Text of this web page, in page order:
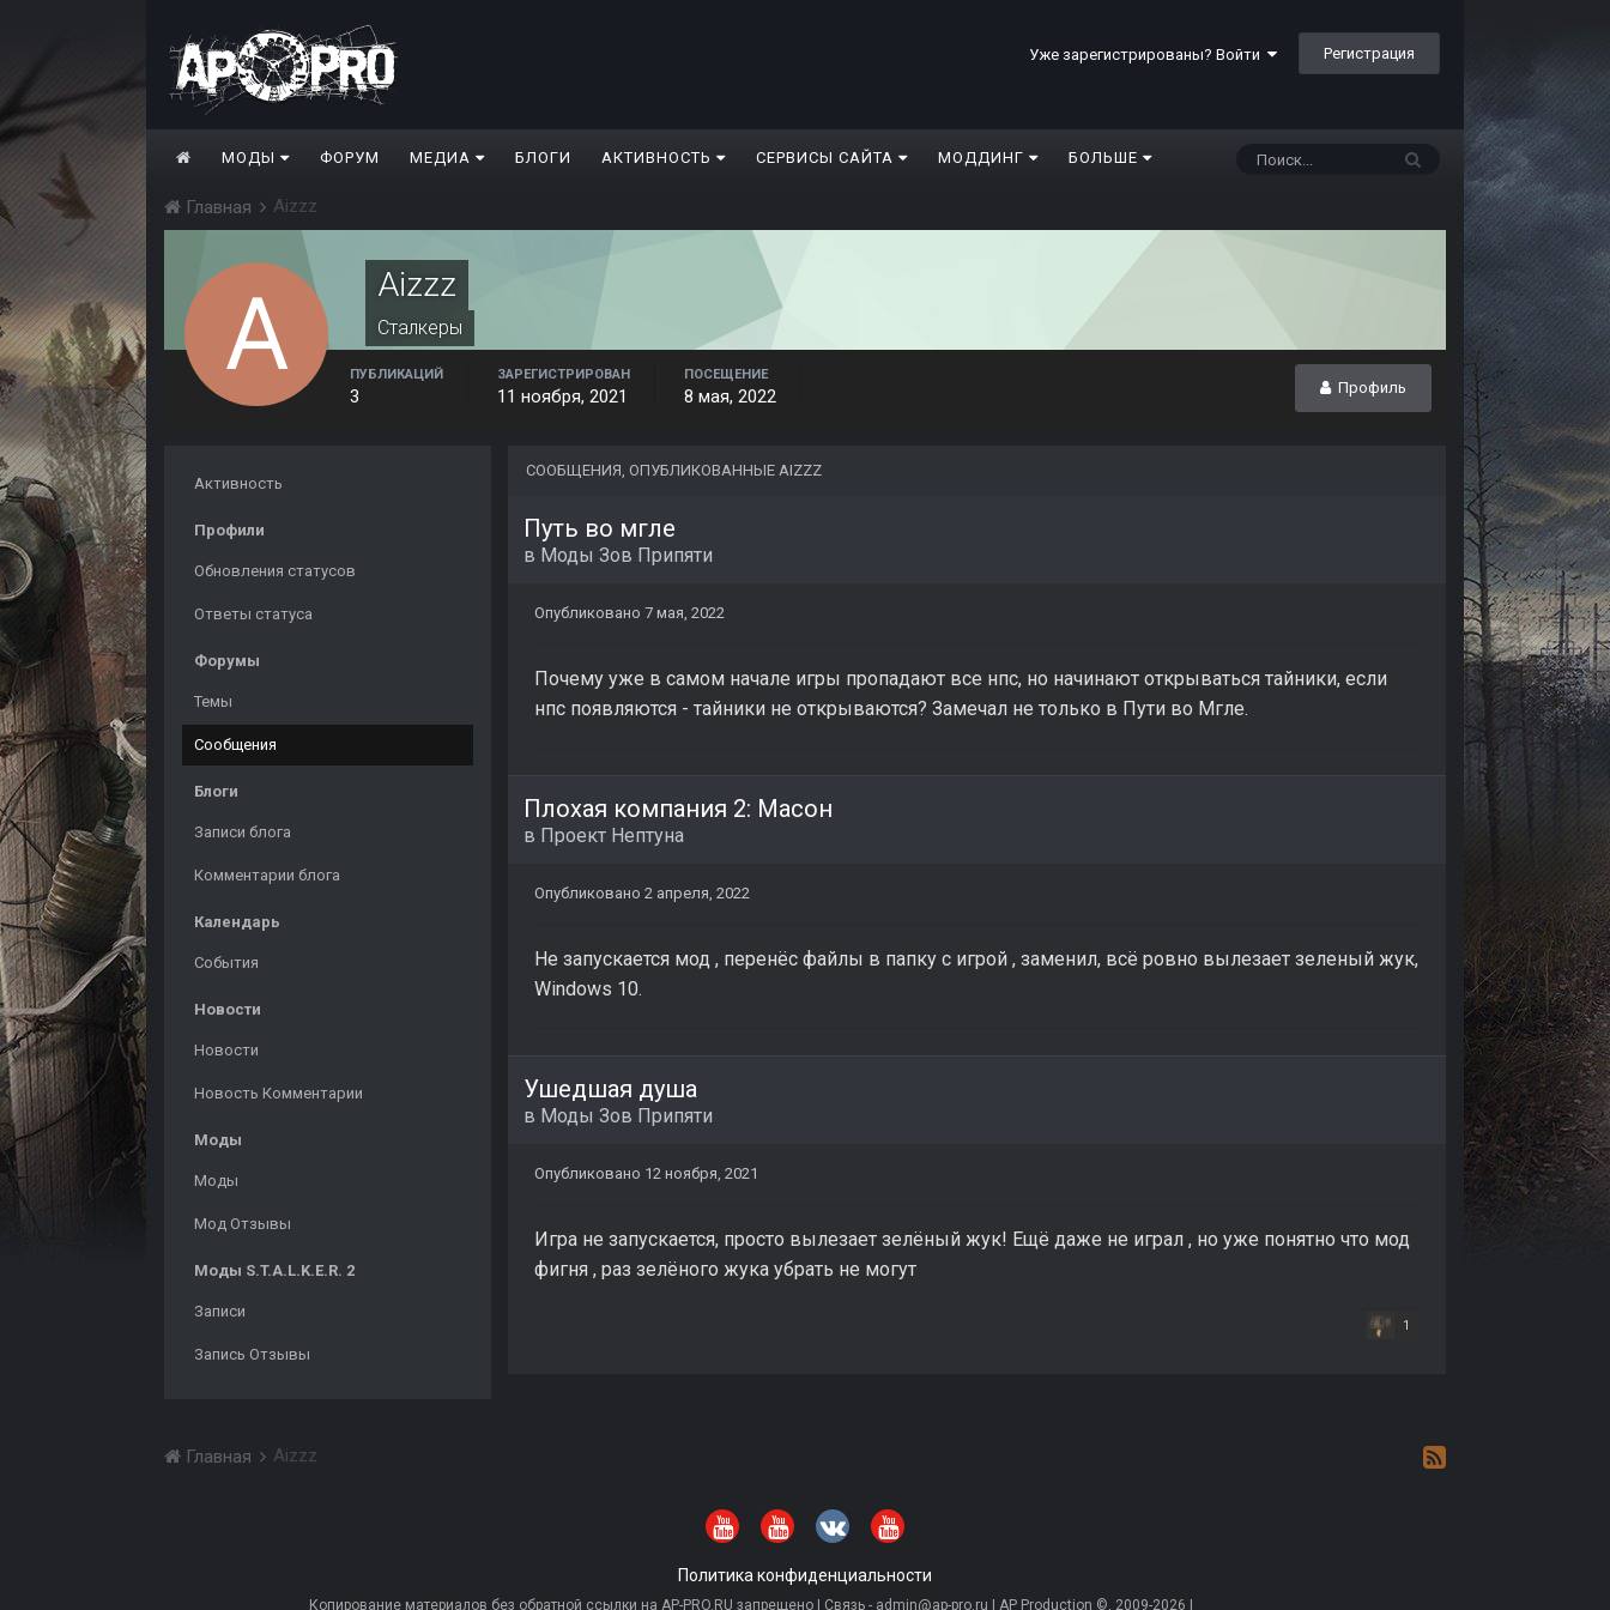
Уже зарегистрированы? Войти Регистрация
МОДЫ ФОРУМ МЕДИА БЛОГИ АКТИВНОСТЬ СЕРВИСЫ САЙТА МОДДИНГ БОЛЬШЕ
Главная Aizzz
Aizzz
Сталкеры
Профиль
ПУБЛИКАЦИЙ
3
ЗАРЕГИСТРИРОВАН
11 ноября, 2021
ПОСЕЩЕНИЕ
8 мая, 2022
Активность
Профили
Обновления статусов
Ответы статуса
Форумы
Темы
Сообщения
Блоги
Записи блога
Комментарии блога
Календарь
События
Новости
Новости
Новость Комментарии
Моды
Моды
Мод Отзывы
Моды S.T.A.L.K.E.R. 2
Записи
Запись Отзывы
СООБЩЕНИЯ, ОПУБЛИКОВАННЫЕ AIZZZ
Путь во мгле
в Моды Зов Припяти
Опубликовано 7 мая, 2022
Почему уже в самом начале игры пропадают все нпс, но начинают открываться тайники, если
нпс появляются - тайники не открываются? Замечал не только в Пути во Мгле.
Плохая компания 2: Масон
в Проект Нептуна
Опубликовано 2 апреля, 2022
Не запускается мод , перенёс файлы в папку с игрой , заменил, всё ровно вылезает зеленый жук,
Windows 10.
Ушедшая душа
в Моды Зов Припяти
Опубликовано 12 ноября, 2021
Игра не запускается, просто вылезает зелёный жук! Ещё даже не играл , но уже понятно что мод
фигня , раз зелёного жука убрать не могут
1
Главная Aizzz
Политика конфиденциальности
Копирование материалов без обратной ссылки на AP-PRO.RU запрещено | Связь - admin@ap-pro.ru | AP Production ©, 2009-2026 |